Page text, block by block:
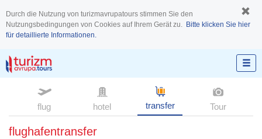
Durch die Nutzung von turizmavrupatours stimmen Sie den
Nutzungsbedingungen von Cookies auf Ihrem Gerät zu. Bitte klicken Sie hier
für detaillierte Informationen.
flug hotel transfer Tour
flughafentransfer